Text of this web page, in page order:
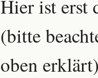
Hier ist erst
(bitte
oben